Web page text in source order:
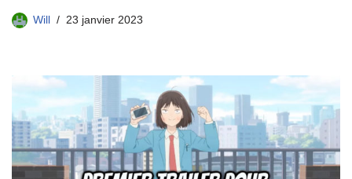
Will 23 janvier 2023